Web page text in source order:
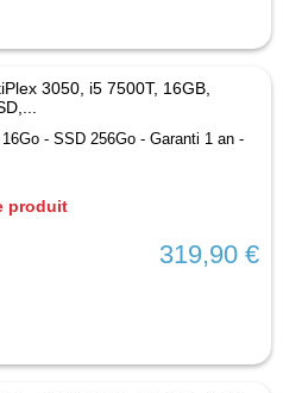
3050, i5 7500T, 16GB,
- SSD 256Go - Garanti 1 an -
produit
319,90 €